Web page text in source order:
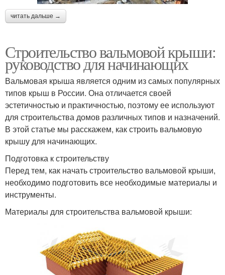
читать дальше →
Строительство вальмовой крыши:
руководство для начинающих
Вальмовая крыша является одним из самых популярных
типов крыш в России. Она отличается своей
эстетичностью и практичностью, поэтому ее используют
для строительства домов различных типов и назначений.
В этой статье мы расскажем, как строить вальмовую
крышу для начинающих.
Подготовка к строительству
Перед тем, как начать строительство вальмовой крыши,
необходимо подготовить все необходимые материалы и
инструменты.
Материалы для строительства вальмовой крыши: